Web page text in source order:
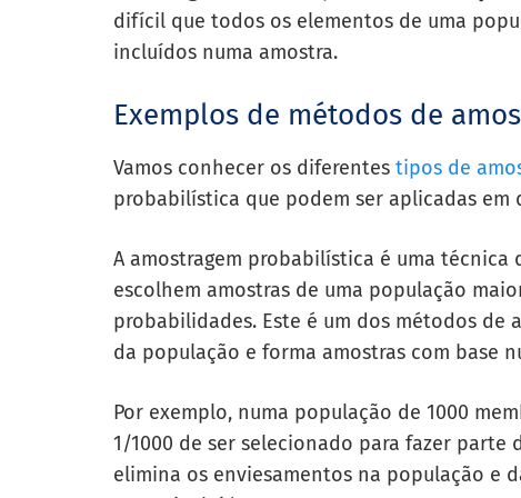
difícil que todos os elementos de uma
incluídos numa amostra.
Exemplos de métodos de
Vamos conhecer os diferentes tipos de
probabilística que podem ser aplicadas
A amostragem probabilística é uma técnica
escolhem amostras de uma população
probabilidades. Este é um dos métodos de
da população e forma amostras com base
Por exemplo, numa população de 1000
1/1000 de ser selecionado para fazer parte
elimina os enviesamentos na população e